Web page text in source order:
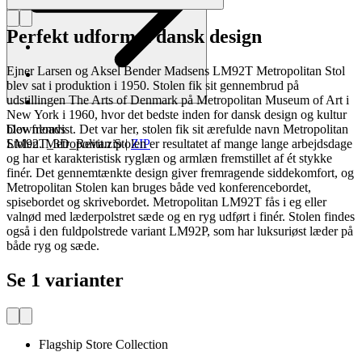
Downloads
LM92T_3D_Revit.zip|ZIP
Perfekt udformet dansk design
Ejner Larsen og Aksel Bender Madsens LM92T Metropolitan Stol
blev sat i produktion i 1950. Stolen fik sit gennembrud på
udstillingen The Arts of Denmark på Metropolitan Museum of Art i
New York i 1960, hvor det bedste inden for dansk design og kultur
blev fremvist. Det var her, stolen fik sit ærefulde navn Metropolitan
Stolen. Metropolitan Stolen er resultatet af mange lange arbejdsdage
og har et karakteristisk ryglæn og armlæn fremstillet af ét stykke
finér. Det gennemtænkte design giver fremragende siddekomfort, og
Metropolitan Stolen kan bruges både ved konferencebordet,
spisebordet og skrivebordet. Metropolitan LM92T fås i eg eller
valnød med læderpolstret sæde og en ryg udført i finér. Stolen findes
også i den fuldpolstrede variant LM92P, som har luksuriøst læder på
både ryg og sæde.
Se 1 varianter
Flagship Store Collection